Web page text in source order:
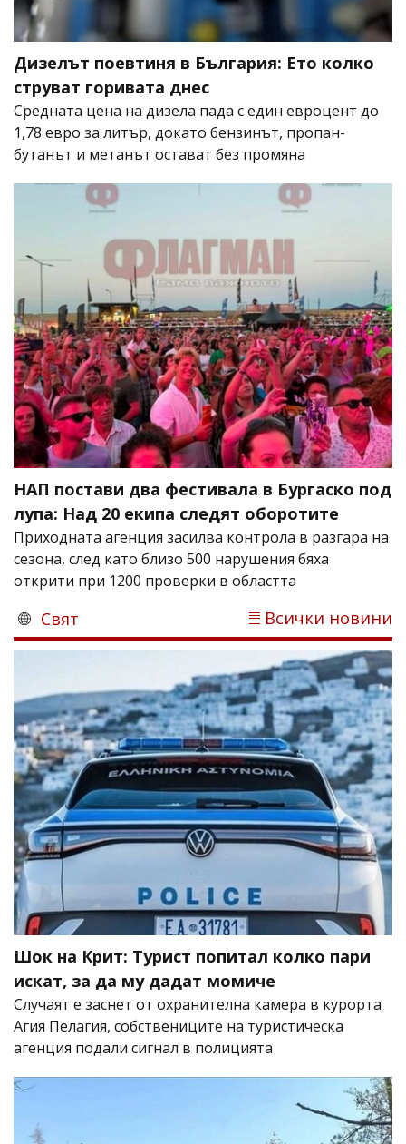
Дизелът поевтиня в България: Ето колко
струват горивата днес
Средната цена на дизела пада с един евроцент до
1,78 евро за литър, докато бензинът, пропан-
бутанът и метанът остават без промяна
НАП постави два фестивала в Бургаско под
лупа: Над 20 екипа следят оборотите
Приходната агенция засилва контрола в разгара на
сезона, след като близо 500 нарушения бяха
открити при 1200 проверки в областта
Свят Всички новини
Шок на Крит: Турист попитал колко пари
искат, за да му дадат момиче
Случаят е заснет от охранителна камера в курорта
Агия Пелагия, собствениците на туристическа
агенция подали сигнал в полицията